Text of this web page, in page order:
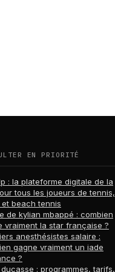
EN PRIORITÉ
: la plateforme digitale de la
tous les joueurs de tennis,
beach tennis
de kylian mbappé : combien
vraiment la star française ?
anesthésistes salaire :
gagne vraiment un iade
?
ducasse : programmes, tarifs,